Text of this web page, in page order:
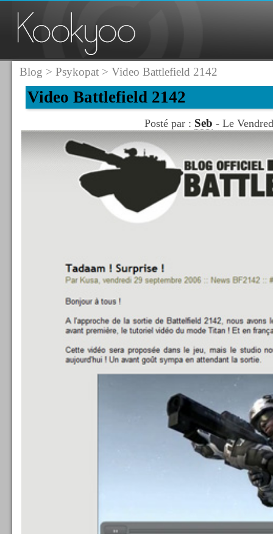
Blog > Psykopat> Video Battlefield 2142
Video Battlefield 2142
Posté par : Seb - Le